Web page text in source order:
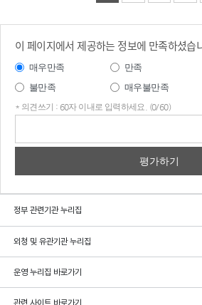
이 페이지에서 제공하는 정보에 만족하셨습
매우만족 만족
불만족
매우불만족
* 의견쓰기 : 60자 이내로 입력하세요. (0/60)
정부 관련기관 누리집
외청 및 유관기관 누리집
운영 누리집 바로가기
관련 사이트 바로가기